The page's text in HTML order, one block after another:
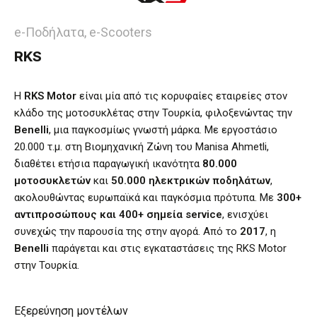
e-Ποδήλατα, e-Scooters
RKS
Η RKS Motor είναι μία από τις κορυφαίες εταιρείες στον
κλάδο της μοτοσυκλέτας στην Τουρκία, φιλοξενώντας την
Benelli, μια παγκοσμίως γνωστή μάρκα. Με εργοστάσιο
20.000 τ.μ. στη Βιομηχανική Ζώνη του Manisa Ahmetli,
διαθέτει ετήσια παραγωγική ικανότητα 80.000
μοτοσυκλετώνκαι 50.000 ηλεκτρικών ποδηλάτων,
ακολουθώντας ευρωπαϊκά και παγκόσμια πρότυπα. Με 300+
αντιπροσώπους και 400+ σημεία service, ενισχύει
συνεχώς την παρουσία της στην αγορά. Από το 2017, η
Benelli παράγεται και στις εγκαταστάσεις της RKS Motor
στην Τουρκία.
Εξερεύνηση μοντέλων